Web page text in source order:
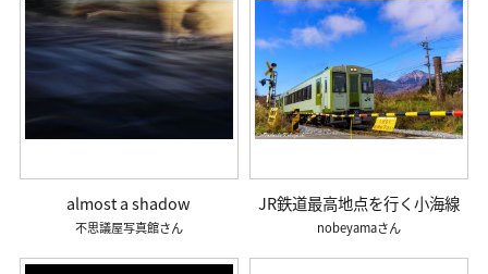
almost a shadow
不思議屋写真館
JR鉄道最高地点を行く小海線
nobeyama